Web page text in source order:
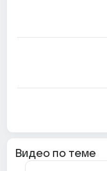
Видео по теме